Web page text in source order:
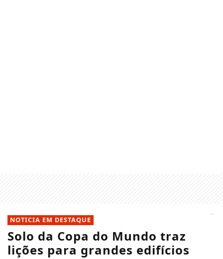
NOTICIA EM DESTAQUE
Solo da Copa do Mundo traz
lições para grandes edifícios